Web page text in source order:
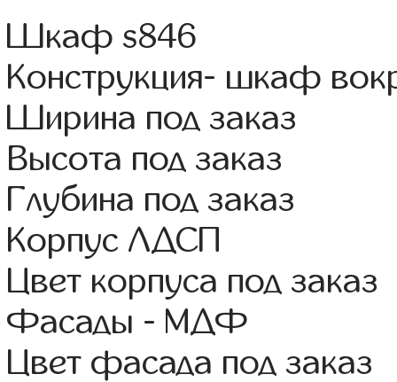
Шкаф s846
Конструкция- шкаф
Ширина под заказ
Высота под заказ
Глубина под заказ
Корпус ЛДСП
Цвет корпуса под заказ
Фасады - МДФ
Цвет фасада под заказ